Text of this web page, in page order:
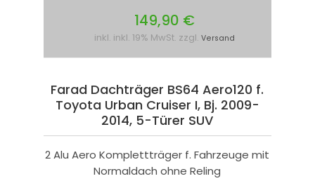
149,90 €
inkl. inkl. 19% MwSt. zzgl. Versand
Farad Dachträger BS64 Aero120 f.
Toyota Urban Cruiser I, Bj. 2009-
2014, 5-Türer SUV
2 Alu Aero Komplettträger f. Fahrzeuge mit
Normaldach ohne Reling